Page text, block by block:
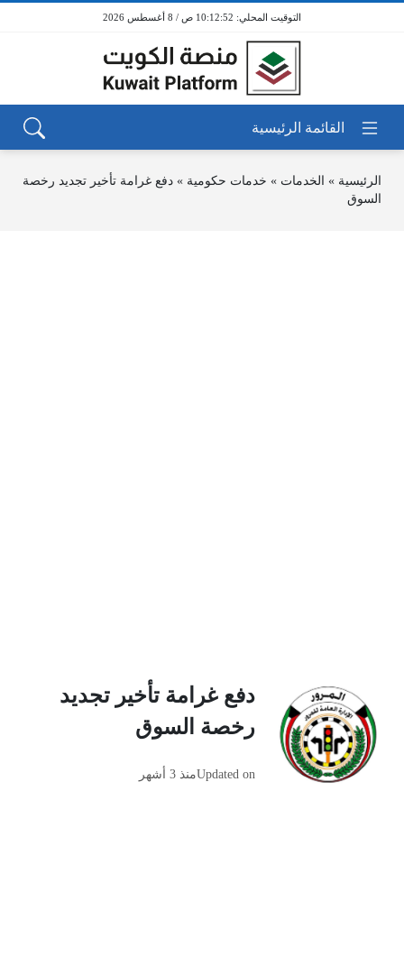
10:12:52 ص / 8 أغسطس 2026
الرئيسية » الخدمات » خدمات حكومية » دفع غرامة تأخير تجديد رخصة
السوق
دفع غرامة تأخير تجديد
رخصة السوق
Updated onمنذ 3 أشهر